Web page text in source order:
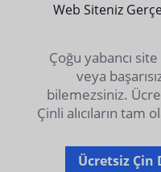
Web Siteniz
Çoğu yabancı
veya
bilemezsiniz.
Çinli alıcıların tam
Ücretsiz Çin